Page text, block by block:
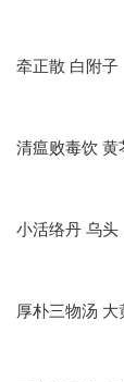
牵正散 白附子
清瘟败毒饮 黄
小活络丹 乌头
厚朴三物汤 大